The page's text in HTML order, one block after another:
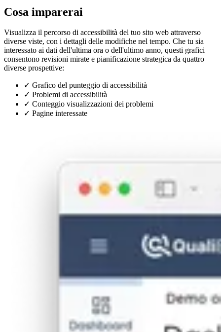
Cosa imparerai
Visualizza il percorso di accessibilità del tuo sito web attraverso
diverse viste, con i dettagli delle modifiche nel tempo. Che tu sia
interessato ai dati dell'ultima ora o dell'ultimo anno, questi grafici
consentono revisioni mirate e pianificazione strategica da quattro
diverse prospettive:
✓ Grafico del punteggio di accessibilità
✓ Problemi di accessibilità
✓ Conteggio visualizzazioni dei problemi
✓ Pagine interessate